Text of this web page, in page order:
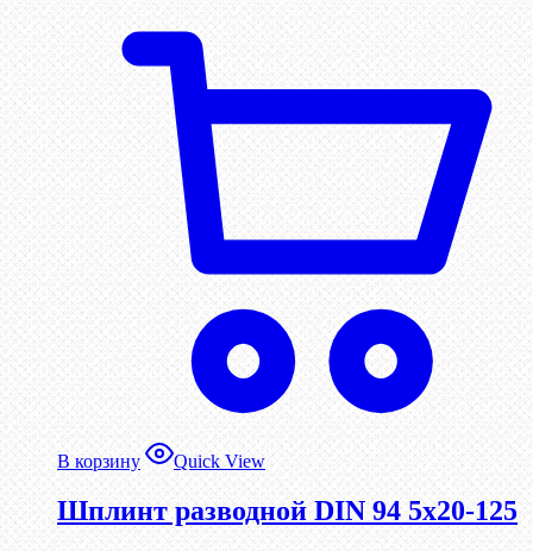
В корзину Quick View
Шплинт разводной DIN 94 5х20-125